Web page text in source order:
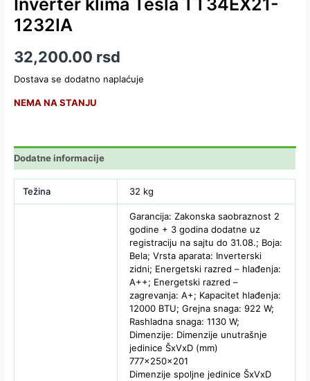
Inverter klima Tesla TT34EX21-
1232IA
32,200.00 rsd
Dostava se dodatno naplaćuje
NEMA NA STANJU
Dodatne informacije
Težina 32 kg
Garancija: Zakonska saobraznost 2
godine + 3 godina dodatne uz
registraciju na sajtu do 31.08.; Boja:
Bela; Vrsta aparata: Inverterski
zidni; Energetski razred – hlađenja:
A++; Energetski razred –
zagrevanja: A+; Kapacitet hlađenja:
12000 BTU; Grejna snaga: 922 W;
Rashladna snaga: 1130 W;
Dimenzije: Dimenzije unutrašnje
jedinice ŠxVxD (mm)
777×250×201
Dimenzije spoljne jedinice ŠxVxD